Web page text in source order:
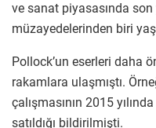
ve sanat piyasasında son
müzayedelerinden biri
Pollock’un eserleri daha
rakamlara ulaşmıştı.
çalışmasının 2015
satıldığı bildirilmişti.